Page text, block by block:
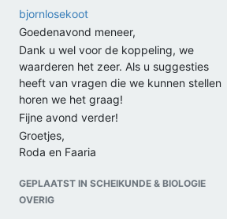
bjornlosekoot
Goedenavond meneer,
Dank u wel voor de koppeling, we
waarderen het zeer. Als u suggesties
heeft van vragen die we kunnen stellen
horen we het graag!
Fijne avond verder!
Groetjes,
Roda en Faaria
GEPLAATST IN SCHEIKUNDE & BIOLOGIE
OVERIG